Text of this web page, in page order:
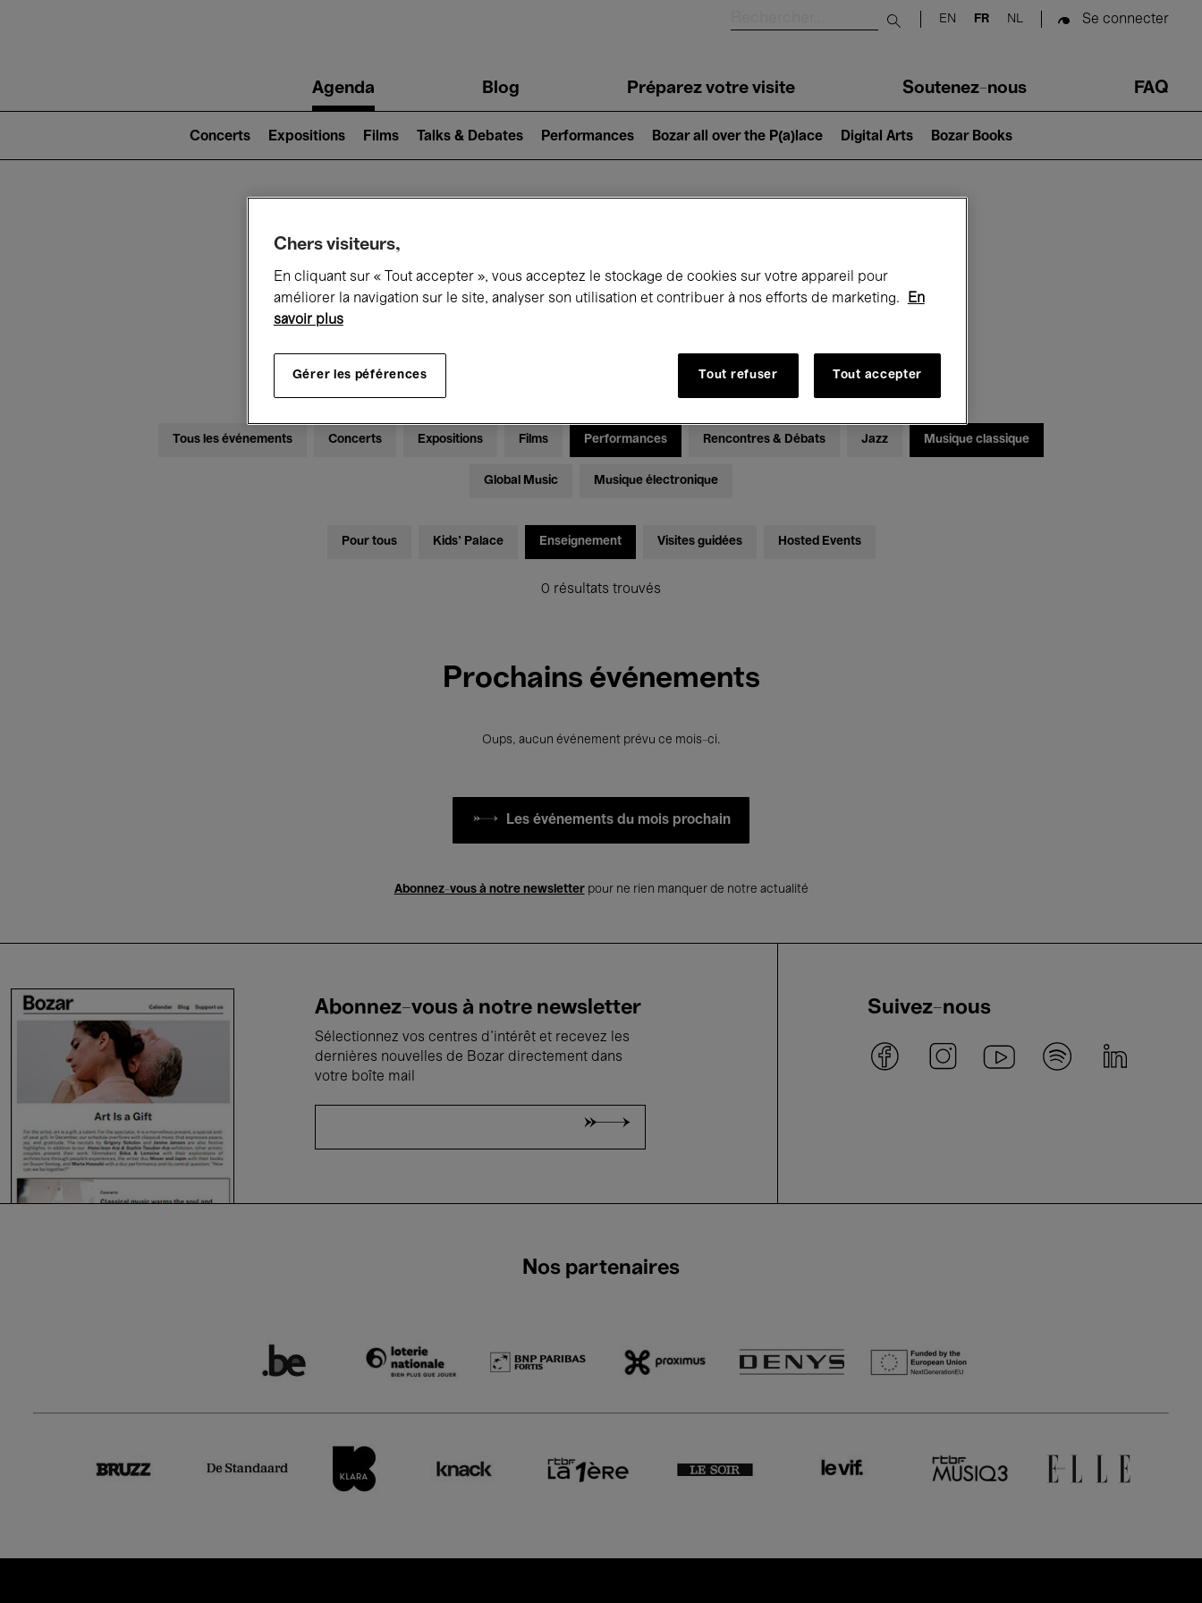
Submit search
EN FR NL Se connecter
navigationAgenda Blog Préparez votre visite Soutenez-nous FAQ
2)
Concerts Expositions Films Talks & Debates Performances Bozar all over the P(a)lace Digital Arts Bozar Books
Ce qui se passe à Bozar
Tous les événements Concerts Expositions Films Performances Rencontres & Débats Jazz Musique classique
Global Music Musique électronique
Pour tous Kids’ Palace Enseignement Visites guidées Hosted Events
0 résultats trouvés
Prochains événements
Oups, aucun événement prévu ce mois-ci.
Les événements du mois prochain
Abonnez-vous à notre newsletterpour ne rien manquer de notre actualité
Abonnez-vous à notre newsletter
Sélectionnez vos centres d'intérêt et recevez les
dernières nouvelles de Bozar directement dans
votre boîte mail
Suivez-nous
Nos partenaires
Chers visiteurs,
En cliquant sur « Tout accepter », vous acceptez le stockage de cookies sur votre appareil pour
améliorer la navigation sur le site, analyser son utilisation et contribuer à nos efforts de marketing.
En
savoir plus
Gérer les péférences Tout refuser Tout accepter